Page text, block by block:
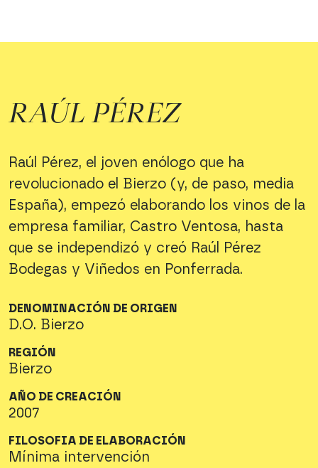
RAÚL PÉREZ
Raúl Pérez, el joven enólogo que ha
revolucionado el Bierzo (y, de paso, media
España), empezó elaborando los vinos de la
empresa familiar, Castro Ventosa, hasta
que se independizó y creó Raúl Pérez
Bodegas y Viñedos en Ponferrada.
DENOMINACIÓN DE ORIGEN
D.O. Bierzo
REGIÓN
Bierzo
AÑO DE CREACIÓN
2007
FILOSOFIA DE ELABORACIÓN
Mínima intervención